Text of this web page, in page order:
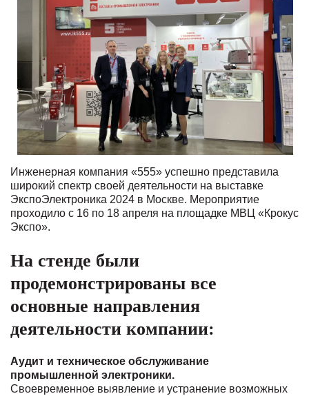
Инженерная компания «555» успешно представила
широкий спектр своей деятельности на выставке
ЭкспоЭлектроника 2024 в Москве. Мероприятие
проходило с 16 по 18 апреля на площадке МВЦ «Крокус
Экспо».
На стенде были
продемонстрированы все
основные направления
деятельности компании:
Аудит и техническое обслуживание
промышленной электроники.
Своевременное выявление и устранение возможных